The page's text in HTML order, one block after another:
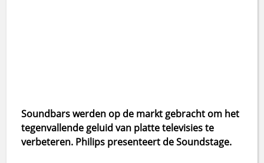
Soundbars werden op de markt gebracht om het
tegenvallende geluid van platte televisies te
verbeteren. Philips presenteert de Soundstage.